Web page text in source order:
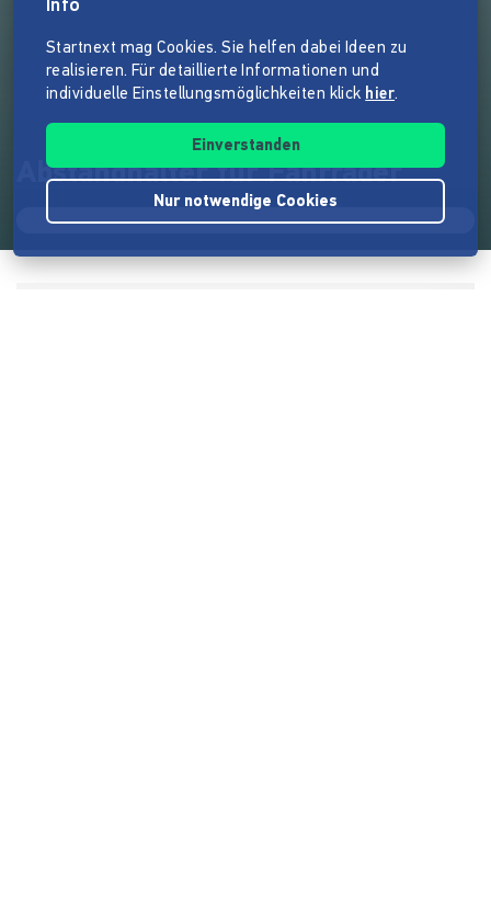
Abstandhalter für Fahrräder
Info
Startnext mag Cookies. Sie helfen dabei Ideen zu
realisieren. Für detaillierte Informationen und
individuelle Einstellungsmöglichkeiten klick hier.
Einverstanden
Nur notwendige Cookies